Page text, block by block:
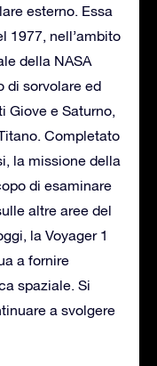
esterno. Essa
1977, nell’ambito
della NASA
di sorvolare ed
Giove e Saturno,
Completato
la missione della
di esaminare
altre aree del
la Voyager 1
a fornire
spaziale. Si
a svolgere